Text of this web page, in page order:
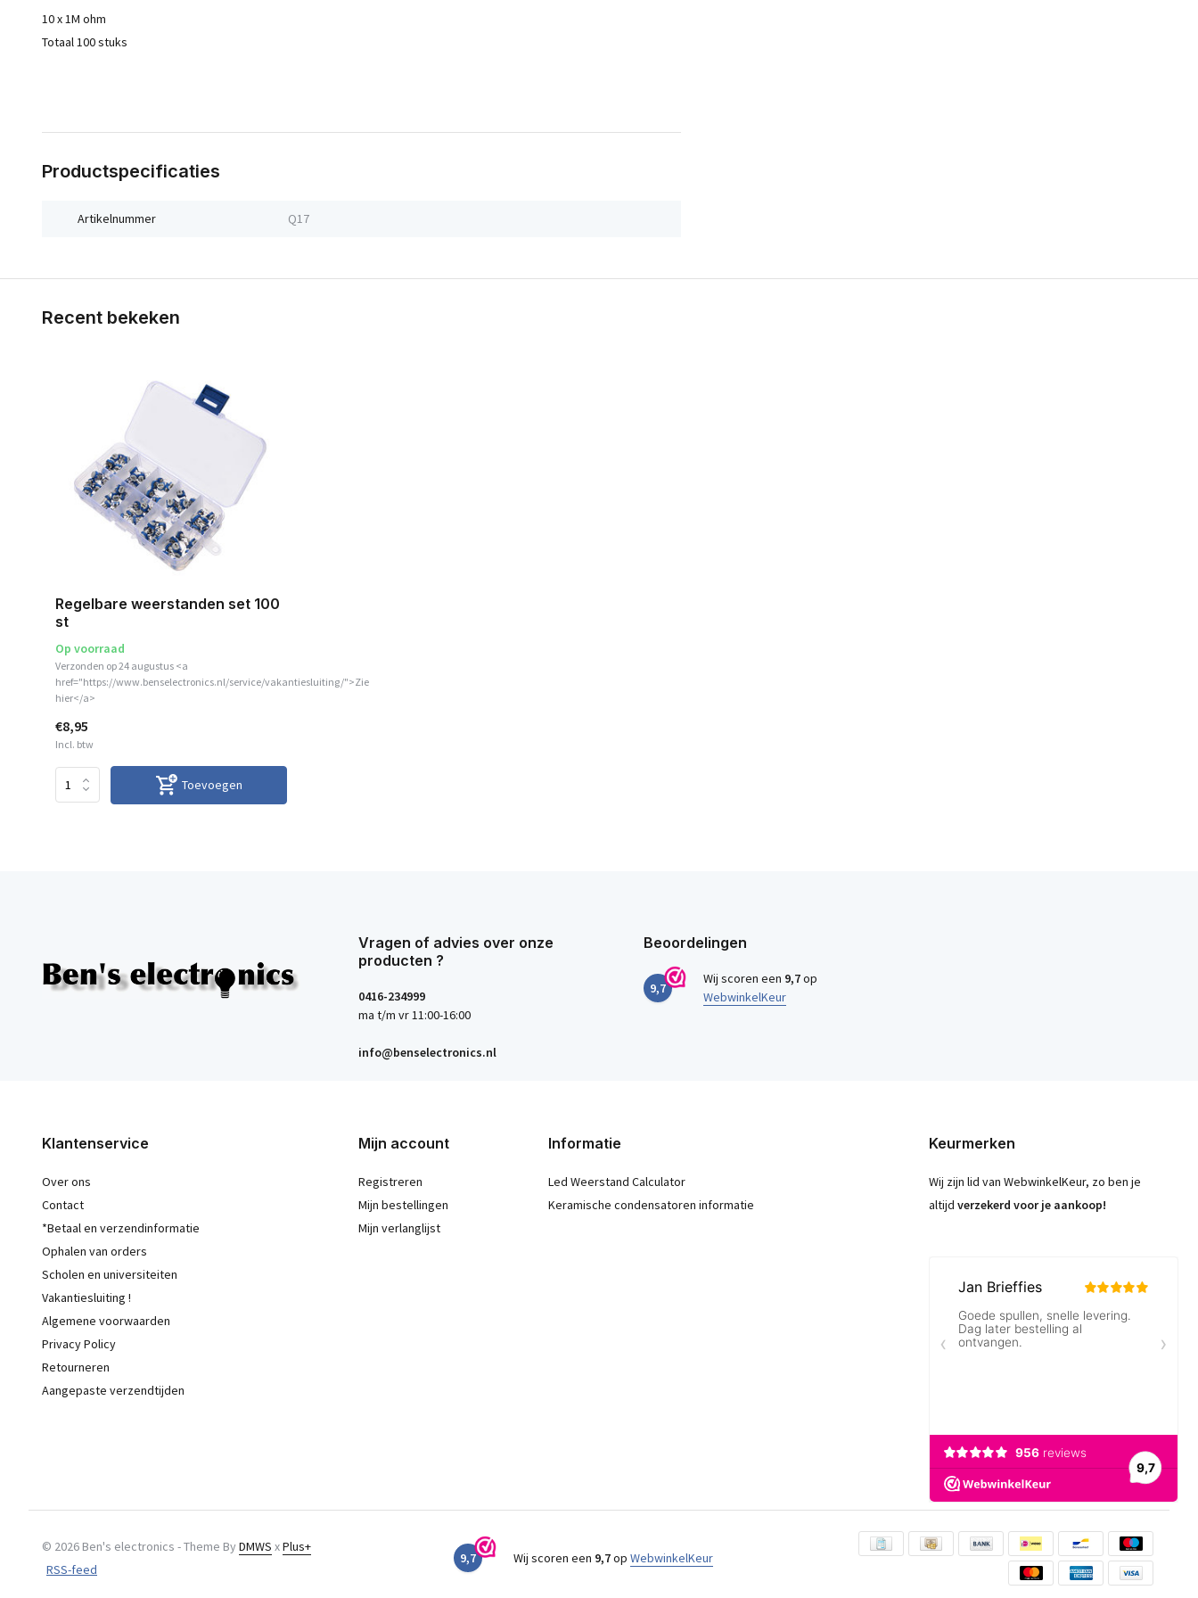
10 x 1M ohm
Totaal 100 stuks
Productspecificaties
Artikelnummer Q17
Recent bekeken
Regelbare weerstanden set 100
st
Op voorraad
Verzonden op 24 augustus <a
href="https://www.benselectronics.nl/service/vakantiesluiting/">Zie
hier</a>
€8,95
Incl. btw
Toevoegen
Vragen of advies over onze
producten ?
0416-234999
ma t/m vr 11:00-16:00
info@benselectronics.nl
Beoordelingen
9,7
Wij scoren een 9,7op
WebwinkelKeur
Klantenservice
Over ons
Contact
*Betaal en verzendinformatie
Ophalen van orders
Scholen en universiteiten
Vakantiesluiting !
Algemene voorwaarden
Privacy Policy
Retourneren
Aangepaste verzendtijden
Mijn account
Registreren
Mijn bestellingen
Mijn verlanglijst
Informatie
Led Weerstand Calculator
Keramische condensatoren informatie
Keurmerken
Wij zijn lid van WebwinkelKeur, zo ben je
altijd verzekerd voor je aankoop!
© 2026 Ben's electronics - Theme ByDMWS xPlus+
RSS-feed
9,7 Wij scoren een 9,7op WebwinkelKeur